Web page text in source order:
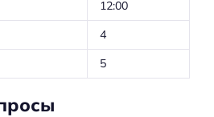
на лодках
праздников
12:00
4
5